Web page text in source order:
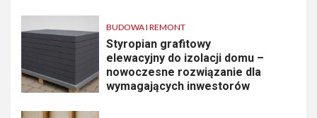
BUDOWA I REMONT
Styropian grafitowy
elewacyjny do izolacji domu –
nowoczesne rozwiązanie dla
wymagających inwestorów